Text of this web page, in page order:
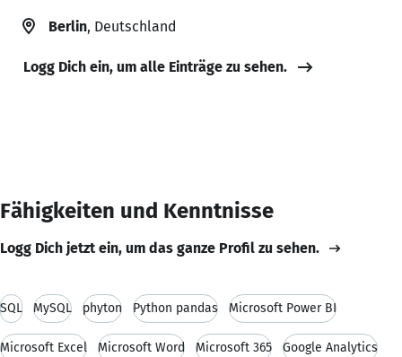
Berlin, Deutschland
Logg Dich ein, um alle Einträge zu sehen.
Fähigkeiten und Kenntnisse
Logg Dich jetzt ein, um das ganze Profil zu sehen.
SQL MySQL phyton Python pandas Microsoft Power BI
Microsoft Excel Microsoft Word Microsoft 365 Google Analytics